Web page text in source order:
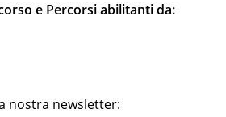
e Percorsi abilitanti da:
nostra newsletter: